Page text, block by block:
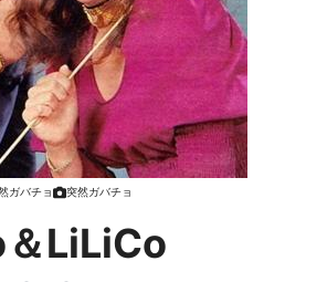
ガバチョ 突然ガバチョ
LiLiCo